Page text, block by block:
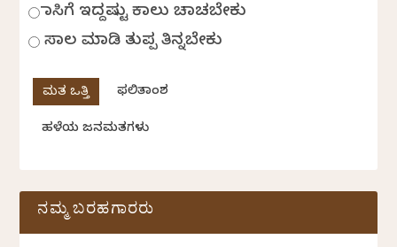
ಹಾಸಿಗೆ ಇದ್ದಷ್ಟು ಕಾಲು ಚಾಚಬೇಕು
ಸಾಲ ಮಾಡಿ ತುಪ್ಪ ತಿನ್ನಬೇಕು
ಫಲಿತಾಂಶ
ಹಳೆಯ ಜನಮತಗಳು
ನಮ್ಮ ಬರಹಗಾರರು